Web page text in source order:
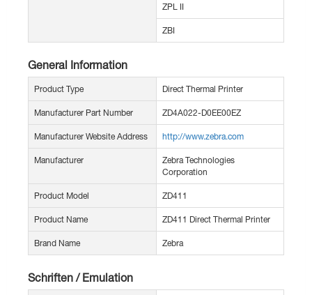
ZPL II
ZBI
General Information
Product Type Direct Thermal Printer
Manufacturer Part Number ZD4A022-D0EE00EZ
Manufacturer Website Address http://www.zebra.com
Manufacturer
Zebra Technologies
Corporation
Product Model ZD411
Product Name ZD411 Direct Thermal Printer
Brand Name Zebra
Schriften / Emulation